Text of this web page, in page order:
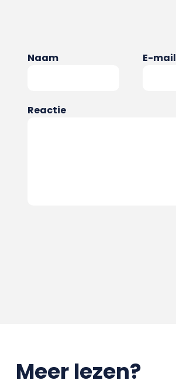
Naam E-mail
Reactie
Meer lezen?